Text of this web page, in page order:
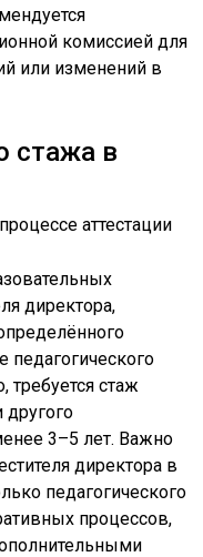
комиссией для
или изменений в
стажа в
директора,
педагогического
требуется стаж
другого
3–5 лет. Важно
директора в
педагогического
процессов,